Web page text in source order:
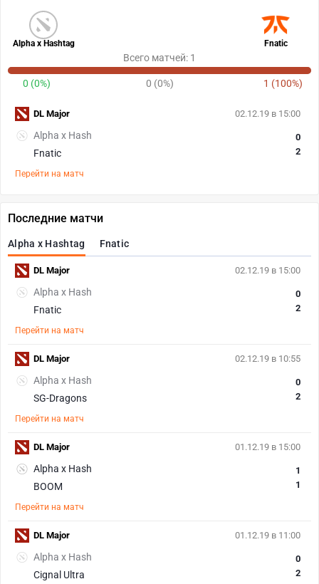
Alpha x Hashtag Fnatic
Всего матчей: 1
0 (0%) 0 (0%) 1 (100%)
02.12.19 в 15:00
Alpha x Hash
Fnatic
0
2
Перейти на матч
DL Major
Последние матчи
Alpha x Hashtag Fnatic
02.12.19 в 15:00
Alpha x Hash
Fnatic
0
2
Перейти на матч
DL Major
02.12.19 в 10:55
Alpha x Hash
SG-Dragons
0
2
Перейти на матч
DL Major
01.12.19 в 15:00
Alpha x Hash
BOOM
1
1
Перейти на матч
DL Major
01.12.19 в 11:00
Alpha x Hash
Cignal Ultra
0
2
DL Major